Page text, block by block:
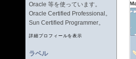
Oracle 等を使っています。
Oracle Certified Professional。
Sun Certified Programmer。
詳細プロフィールを表示
ラベル